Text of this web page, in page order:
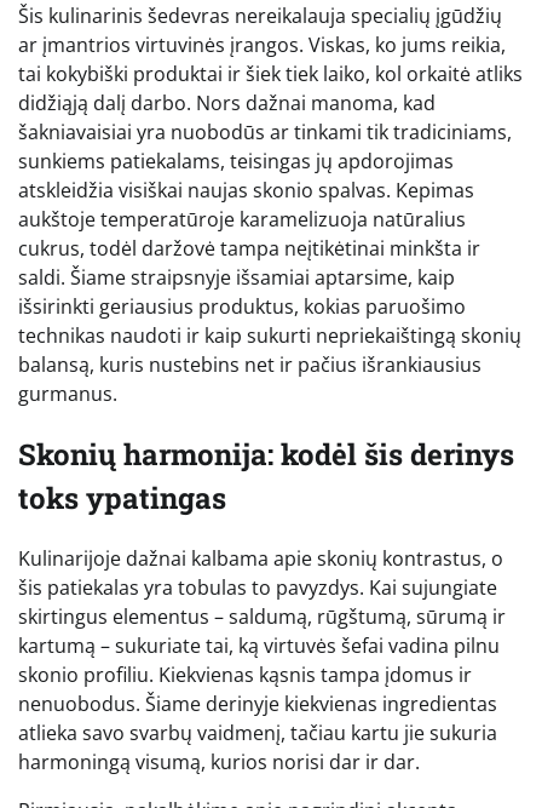
Šis kulinarinis šedevras nereikalauja specialių įgūdžių
ar įmantrios virtuvinės įrangos. Viskas, ko jums reikia,
tai kokybiški produktai ir šiek tiek laiko, kol orkaitė atliks
didžiąją dalį darbo. Nors dažnai manoma, kad
šakniavaisiai yra nuobodūs ar tinkami tik tradiciniams,
sunkiems patiekalams, teisingas jų apdorojimas
atskleidžia visiškai naujas skonio spalvas. Kepimas
aukštoje temperatūroje karamelizuoja natūralius
cukrus, todėl daržovė tampa neįtikėtinai minkšta ir
saldi. Šiame straipsnyje išsamiai aptarsime, kaip
išsirinkti geriausius produktus, kokias paruošimo
technikas naudoti ir kaip sukurti nepriekaištingą skonių
balansą, kuris nustebins net ir pačius išrankiausius
gurmanus.
Skonių harmonija: kodėl šis derinys
toks ypatingas
Kulinarijoje dažnai kalbama apie skonių kontrastus, o
šis patiekalas yra tobulas to pavyzdys. Kai sujungiate
skirtingus elementus – saldumą, rūgštumą, sūrumą ir
kartumą – sukuriate tai, ką virtuvės šefai vadina pilnu
skonio profiliu. Kiekvienas kąsnis tampa įdomus ir
nenuobodus. Šiame derinyje kiekvienas ingredientas
atlieka savo svarbų vaidmenį, tačiau kartu jie sukuria
harmoningą visumą, kurios norisi dar ir dar.